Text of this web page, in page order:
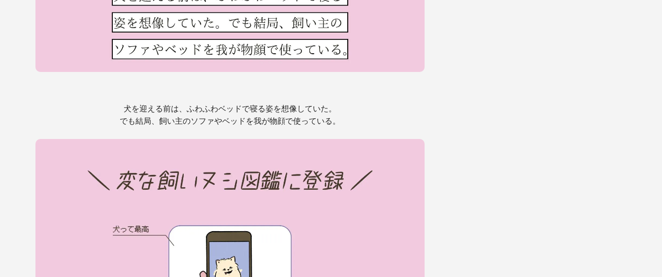
犬を迎える前は、ふわふわベッドで寝る姿を想像していた。
でも結局、飼い主のソファやベッドを我が物顔で使っている。